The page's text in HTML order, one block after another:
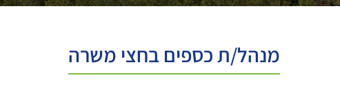
מנהל/ת כספים בחצי משרה